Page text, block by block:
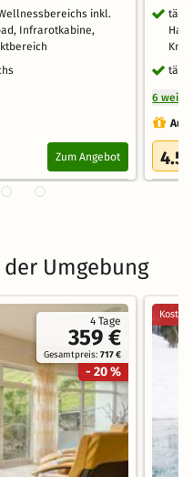
inkl.
Infrarotkabine,
Zum Angebot
6
4.5
Umgebung
4 Tage
359 €
Gesamtpreis:717 €
- 20 %